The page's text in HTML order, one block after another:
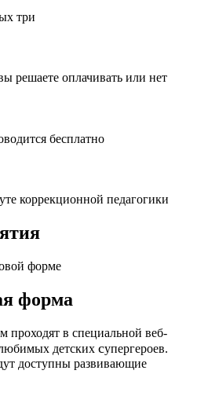
три
решаете оплачивать или нет
бесплатно
коррекционной педагогики
форме
форма
проходят в специальной веб-
детских cупергероев.
доступны развивающие